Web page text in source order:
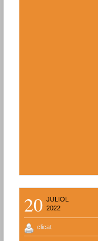
20 JULIOL
2022
clicat